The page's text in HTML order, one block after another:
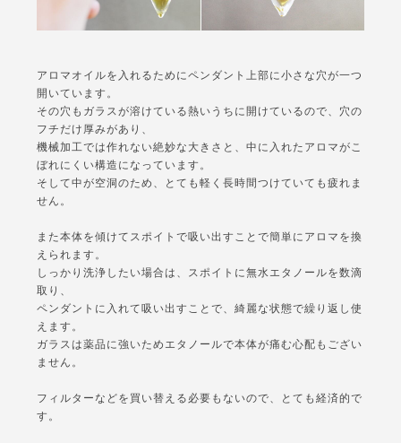
アロマオイルを入れるためにペンダント上部に小さな穴が一つ
開いています。
その穴もガラスが溶けている熱いうちに開けているので、穴の
フチだけ厚みがあり、
機械加工では作れない絶妙な大きさと、中に入れたアロマがこ
ぼれにくい構造になっています。
そして中が空洞のため、とても軽く長時間つけていても疲れま
せん。
また本体を傾けてスポイトで吸い出すことで簡単にアロマを換
えられます。
しっかり洗浄したい場合は、スポイトに無水エタノールを数滴
取り、
ペンダントに入れて吸い出すことで、綺麗な状態で繰り返し使
えます。
ガラスは薬品に強いためエタノールで本体が痛む心配もござい
ません。
フィルターなどを買い替える必要もないので、とても経済的で
す。